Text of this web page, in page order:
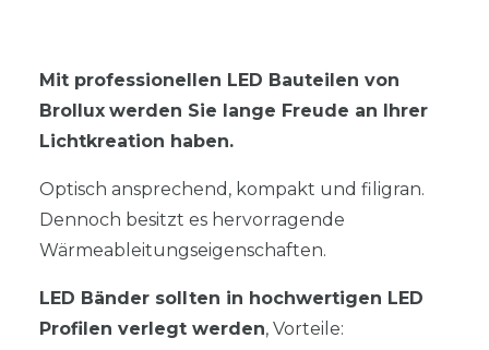
Mit professionellen LED Bauteilen von
Brollux werden Sie lange Freude an Ihrer
Lichtkreation haben.
Optisch ansprechend, kompakt und filigran.
Dennoch besitzt es hervorragende
Wärmeableitungseigenschaften.
LED Bänder sollten in hochwertigen LED
Profilen verlegt werden, Vorteile: